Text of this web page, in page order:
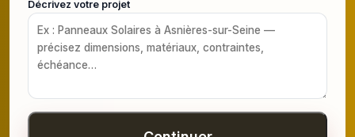
Décrivez votre projet